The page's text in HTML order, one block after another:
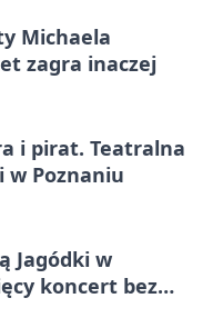
Michaela
zagra inaczej
i pirat. Teatralna
w Poznaniu
Jagódki w
koncert bez